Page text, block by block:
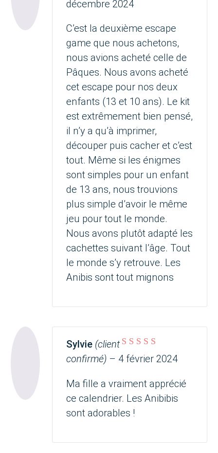
décembre 2024
C’est la deuxième escape
game que nous achetons,
nous avions acheté celle de
Pâques. Nous avons acheté
cet escape pour nos deux
enfants (13 et 10 ans). Le kit
est extrêmement bien pensé,
il n’y a qu’à imprimer,
découper puis cacher et c’est
tout. Même si les énigmes
sont simples pour un enfant
de 13 ans, nous trouvions
plus simple d’avoir le même
jeu pour tout le monde.
Nous avons plutôt adapté les
cachettes suivant l’âge. Tout
le monde s’y retrouve. Les
Anibis sont tout mignons
Note5 sur 5
Sylvie (client
confirmé) – 4 février 2024
Ma fille a vraiment apprécié
ce calendrier. Les Anibibis
sont adorables !